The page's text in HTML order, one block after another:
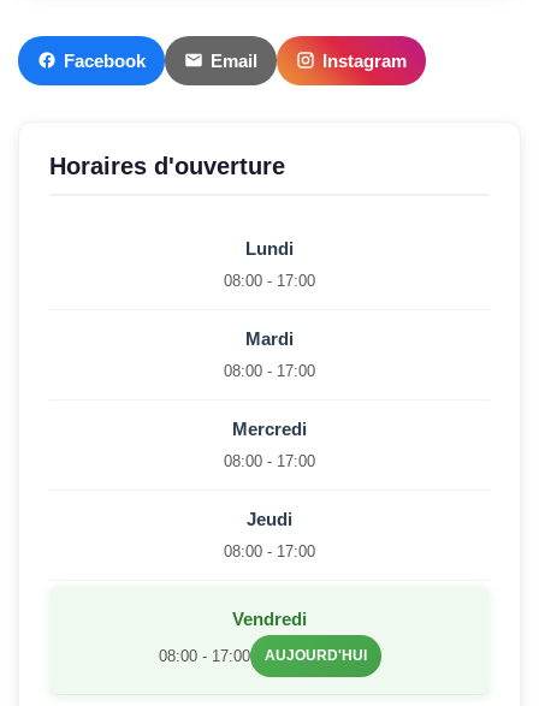
Facebook Email Instagram
Horaires d'ouverture
Lundi
08:00 - 17:00
Mardi
08:00 - 17:00
Mercredi
08:00 - 17:00
Jeudi
08:00 - 17:00
Vendredi
08:00 - 17:00 AUJOURD'HUI